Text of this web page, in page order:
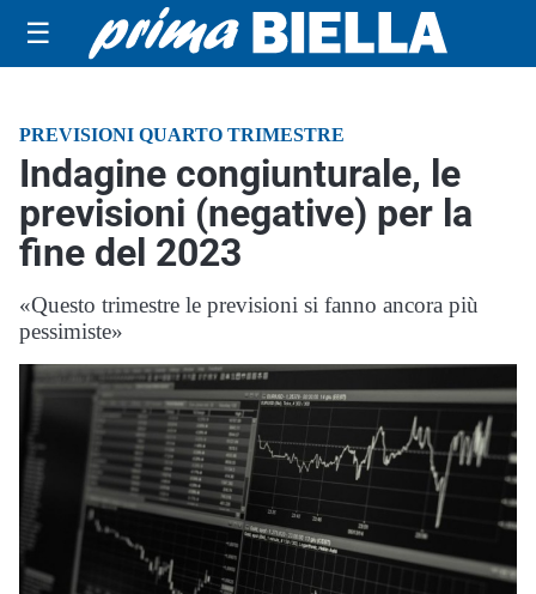
☰
PREVISIONI QUARTO TRIMESTRE
Indagine congiunturale, le
previsioni (negative) per la
fine del 2023
«Questo trimestre le previsioni si fanno ancora più
pessimiste»